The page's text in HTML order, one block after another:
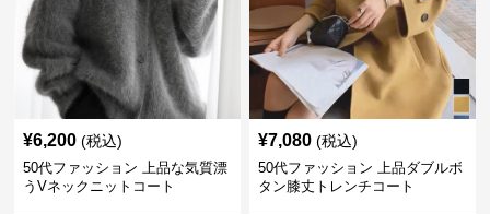
¥6,200 (税込)
50代ファッション 上品な気質漂
うVネックニットコート
¥7,080 (税込)
50代ファッション 上品ダブルボ
タン膝丈トレンチコート